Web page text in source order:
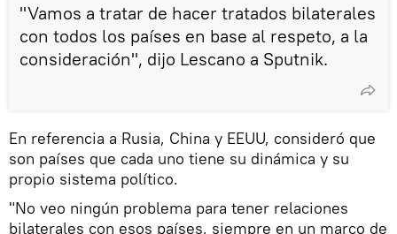
"Vamos a tratar de hacer tratados bilaterales
con todos los países en base al respeto, a la
consideración", dijo Lescano a Sputnik.
En referencia a Rusia, China y EEUU, consideró que
son países que cada uno tiene su dinámica y su
propio sistema político.
"No veo ningún problema para tener relaciones
bilaterales con esos países, siempre en un marco de